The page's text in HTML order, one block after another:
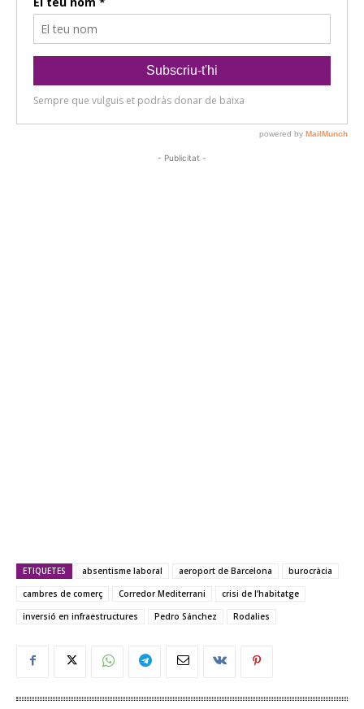
- Publicitat -
ETIQUETES absentisme laboral aeroport de Barcelona
burocràcia
cambres de comerç
Corredor Mediterrani
crisi de l’habitatge
inversió en infraestructures
Pedro Sánchez Rodalies